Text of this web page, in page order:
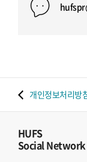
개인정보처리방
HUFS
Social